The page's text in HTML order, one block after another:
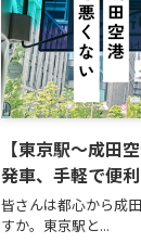
【東京駅～成田
発車、手軽で便利
皆さんは都心から成
すか。東京駅と...